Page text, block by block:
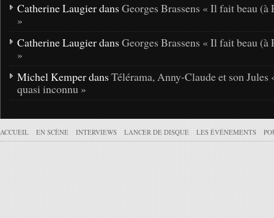
Catherine Laugier dans Georges Brassens « Il fait beau (à
»
Catherine Laugier dans Georges Brassens « Il fait beau (à
»
Michel Kemper dans Télérama, Anny-Claude et son Jules
quasi inconnu »
ACCUEIL EN SCÈNE INTERVIEWS LANCER DE DISQUE LES ÉVÉNEMENTS